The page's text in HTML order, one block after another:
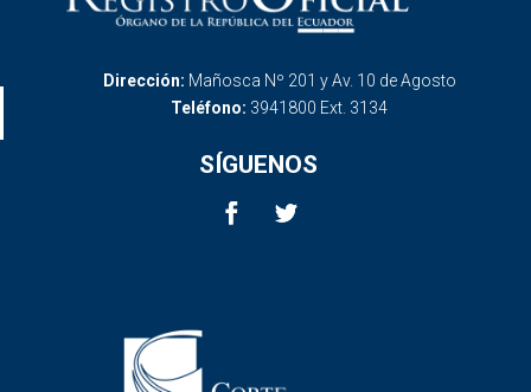
Dirección: Mañosca Nº 201 y Av. 10 de Agosto
Teléfono: 3941800 Ext. 3134
SÍGUENOS